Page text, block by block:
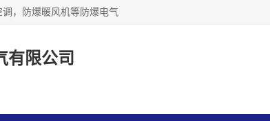
，防爆暖风机等防爆电气
有限公司